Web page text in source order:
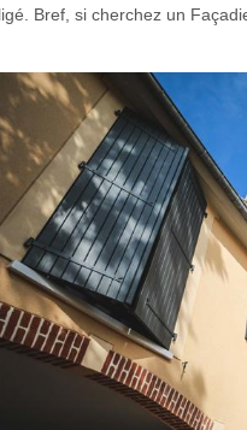
Bref, si cherchez un